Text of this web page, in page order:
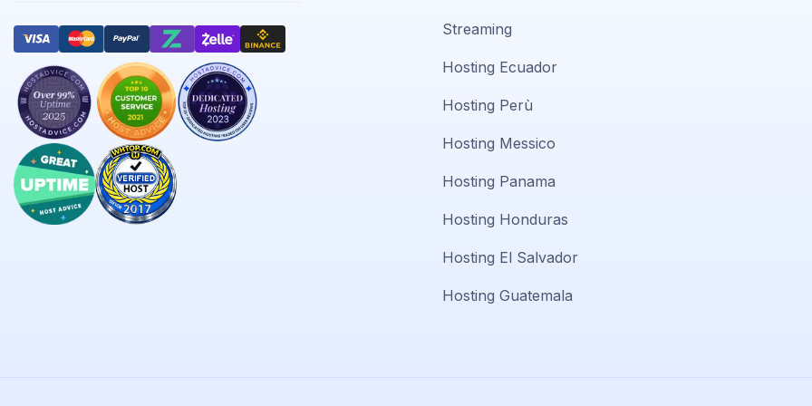
Streaming
Hosting Ecuador
Hosting Perù
Hosting Messico
Hosting Panama
Hosting Honduras
Hosting El Salvador
Hosting Guatemala